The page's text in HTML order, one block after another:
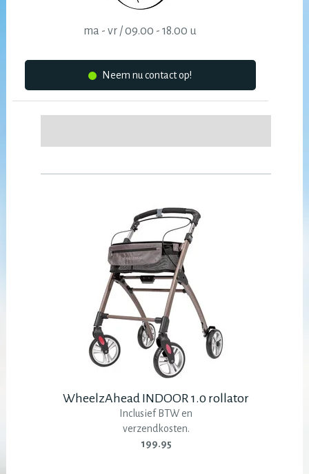
ma - vr / 09.00 - 18.00 u
Neem nu contact op!
WheelzAhead INDOOR 1.0 rollator
Inclusief BTW en
verzendkosten.
199.95